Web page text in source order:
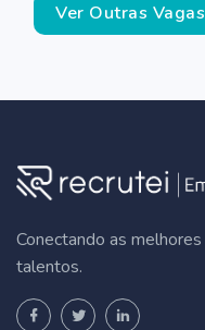
Ver Outras Vagas
Conectando as
talentos.